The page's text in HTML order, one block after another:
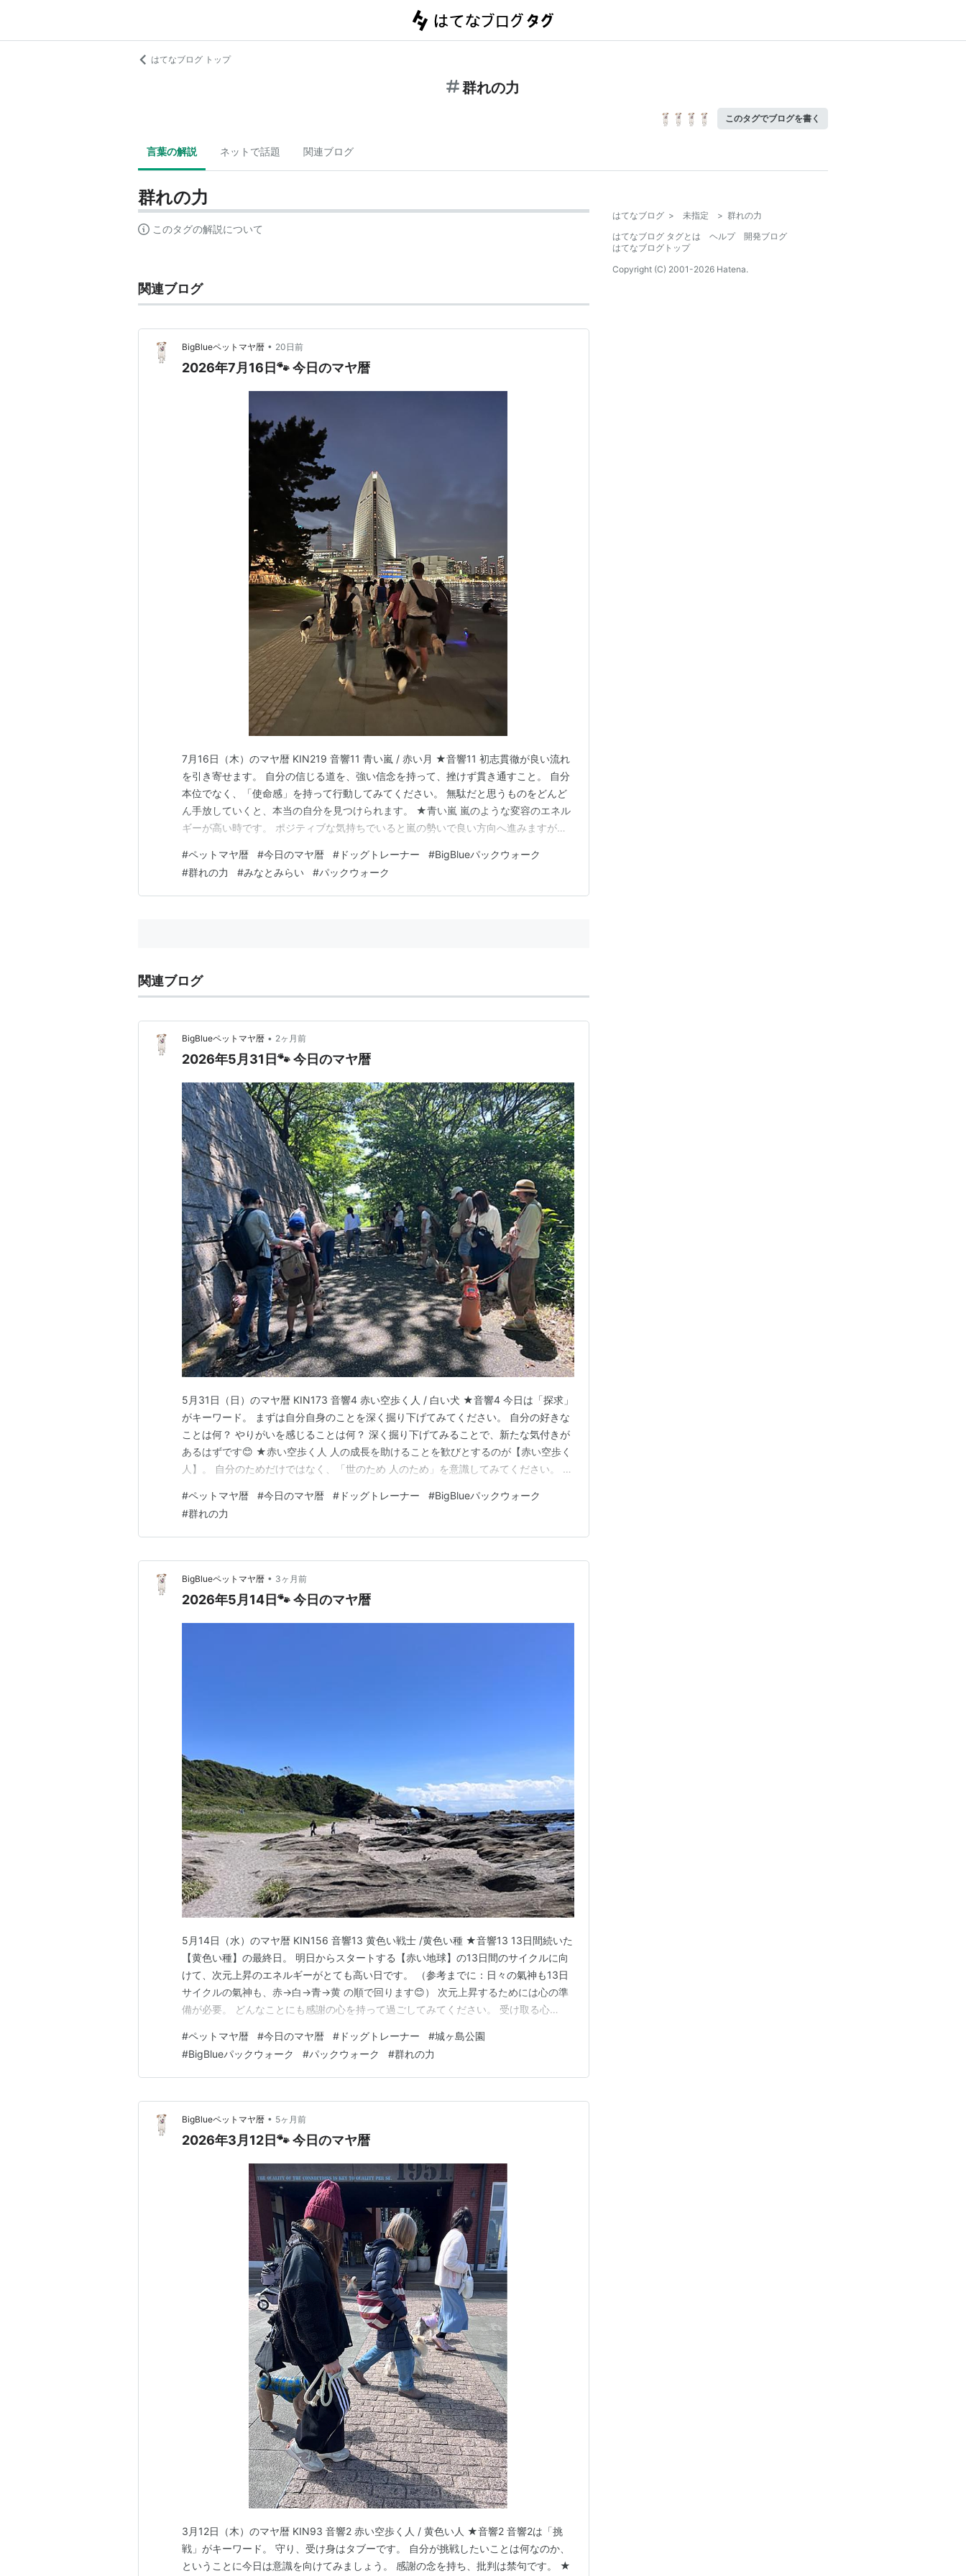
はてなブログ トップ
群れの力
このタグでブログを書く
言葉の解説 ネットで話題 関連ブログ
群れの力
このタグの解説について
関連ブログ
BigBlueペットマヤ暦 • 20日前
2026年7月16日🐾 今日のマヤ暦
7月16日（木）のマヤ暦 KIN219 音響11 青い嵐 / 赤い月 ★音響11 初志貫徹が良い流れ
を引き寄せます。 自分の信じる道を、強い信念を持って、挫けず貫き通すこと。 自分
本位でなく、「使命感」を持って行動してみてください。 無駄だと思うものをどんど
ん手放していくと、本当の自分を見つけられます。 ★青い嵐 嵐のような変容のエネル
ギーが高い時です。 ポジティブな気持ちでいると嵐の勢いで良い方向へ進みますが、
者が格段に増えます。 そして、理解者の存在は人生を豊かにしてくれます。 ★赤い月
（13日間） 新しい流れを…
#ペットマヤ暦 #今日のマヤ暦 # ドッグトレーナー #BigBlueパックウォーク
#群れの力 #みなとみらい #パックウォーク
関連ブログ
BigBlueペットマヤ暦 • 2ヶ月前
2026年5月31日🐾 今日のマヤ暦
5月31日（日）のマヤ暦 KIN173 音響4 赤い空歩く人 / 白い犬 ★音響4 今日は「探求」
がキーワード。 まずは自分自身のことを深く掘り下げてみてください。 自分の好きな
ことは何？ やりがいを感じることは何？ 深く掘り下げてみることで、新たな気付きが
あるはずです😊 ★赤い空歩く人 人の成長を助けることを歓びとするのが【赤い空歩く
人】。 自分のためだけではなく、「世のため 人のため」を意識してみてください。 誰
間） 【白い犬】のキーワードは、「家族愛」。 関わる人みんなに家族のような愛を持
って接することで、エ…
#ペットマヤ暦 #今日のマヤ暦 # ドッグトレーナー #BigBlueパックウォーク
#群れの力
BigBlueペットマヤ暦 • 3ヶ月前
2026年5月14日🐾 今日のマヤ暦
5月14日（水）のマヤ暦 KIN156 音響13 黄色い戦士 /黄色い種 ★音響13 13日間続いた
【黄色い種】の最終日。 明日からスタートする【赤い地球】の13日間のサイクルに向
けて、次元上昇のエネルギーがとても高い日です。 （参考までに：日々の氣神も13日
サイクルの氣神も、赤→白→青→黄 の順で回ります😊） 次元上昇するためには心の準
備が必要。 どんなことにも感謝の心を持って過ごしてみてください。 受け取る心
レンジ！！ 自分のフィーリングを信頼し、大胆にチャレンジしてみてください。 七転
び八起きの精神です。 妥…
#ペットマヤ暦 #今日のマヤ暦 # ドッグトレーナー #城ヶ島公園
#BigBlueパックウォーク #パックウォーク #群れの力
BigBlueペットマヤ暦 • 5ヶ月前
2026年3月12日🐾 今日のマヤ暦
3月12日（木）のマヤ暦 KIN93 音響2 赤い空歩く人 / 黄色い人 ★音響2 音響2は「挑
戦」がキーワード。 守り、受け身はタブーです。 自分が挑戦したいことは何なのか、
ということに今日は意識を向けてみましょう。 感謝の念を持ち、批判は禁句です。 ★
はてなブログ > 未指定 > 群れの力
はてなブログ タグとは
ヘルプ
開発ブログ
はてなブログトップ
Copyright (C) 2001-2026 Hatena.